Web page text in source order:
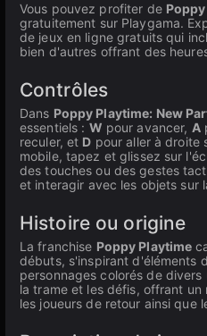
Vous pouvez profiter de
gratuitement sur Playgama.
de jeux en ligne gratuits qui
bien d'autres offrant des
Contrôles
Dans Poppy Playtime: New
essentiels : W pour avancer, A
reculer, et D pour aller à droite
mobile, tapez et glissez sur
des touches ou des gestes
et interagir avec les objets sur
Histoire ou origine
La franchise Poppy Playtime
débuts, s'inspirant d'éléments
personnages colorés de
la trame et les défis, offrant
les joueurs de retour ainsi que